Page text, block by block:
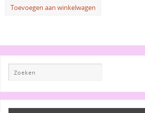
Toevoegen aan winkelwagen